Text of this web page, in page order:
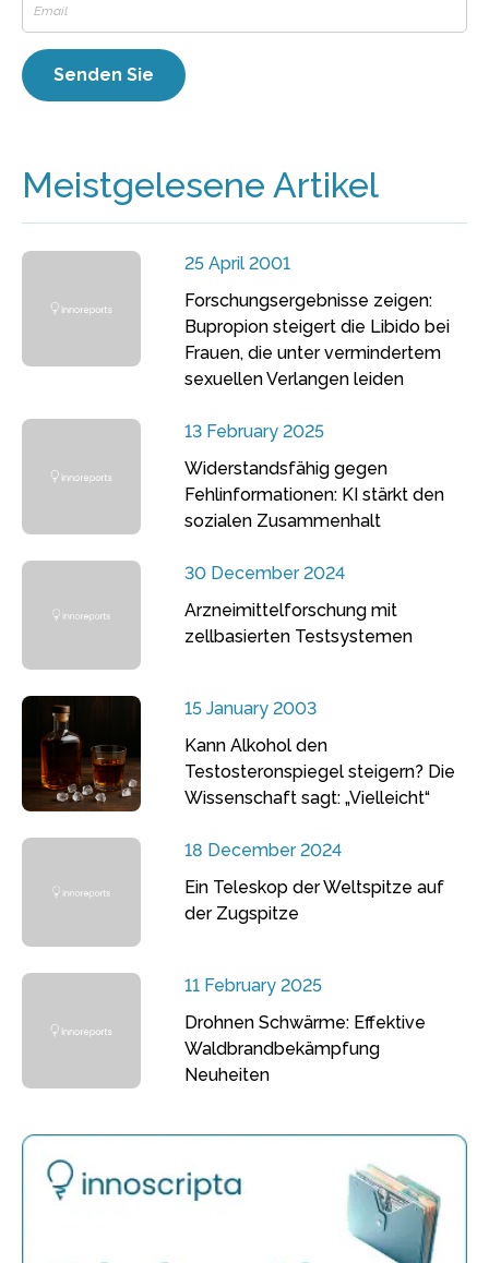
Meistgelesene Artikel
25 April 2001
Forschungsergebnisse zeigen:
Bupropion steigert die Libido bei
Frauen, die unter vermindertem
sexuellen Verlangen leiden
13 February 2025
Widerstandsfähig gegen
Fehlinformationen: KI stärkt den
sozialen Zusammenhalt
30 December 2024
Arzneimittelforschung mit
zellbasierten Testsystemen
15 January 2003
Kann Alkohol den
Testosteronspiegel steigern? Die
Wissenschaft sagt: „Vielleicht“
18 December 2024
Ein Teleskop der Weltspitze auf
der Zugspitze
11 February 2025
Drohnen Schwärme: Effektive
Waldbrandbekämpfung
Neuheiten